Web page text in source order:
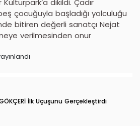
dikildi. Çadır
çocuğuyla başladığı yolculuğu
bitiren değerli sanatçı Nejat
verilmesinden onur
İlk Uçuşunu Gerçekleştirdi